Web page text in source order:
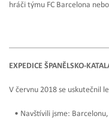
hráči týmu FC Barcelona
EXPEDICE ŠPANĚLSKO-
V červnu 2018 se uskutečnil
• Navštívili jsme: